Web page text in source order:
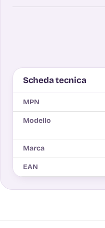
Scheda tecnica
MPN
Modello
Marca
EAN